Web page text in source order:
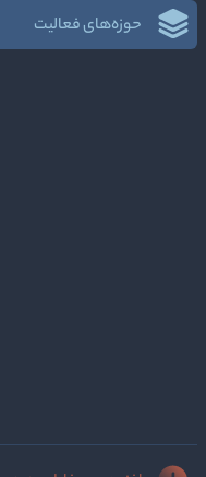
حوزه‌های فعالیت